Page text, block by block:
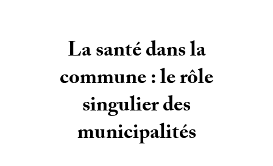
La santé dans la
commune : le rôle
singulier des
municipalités